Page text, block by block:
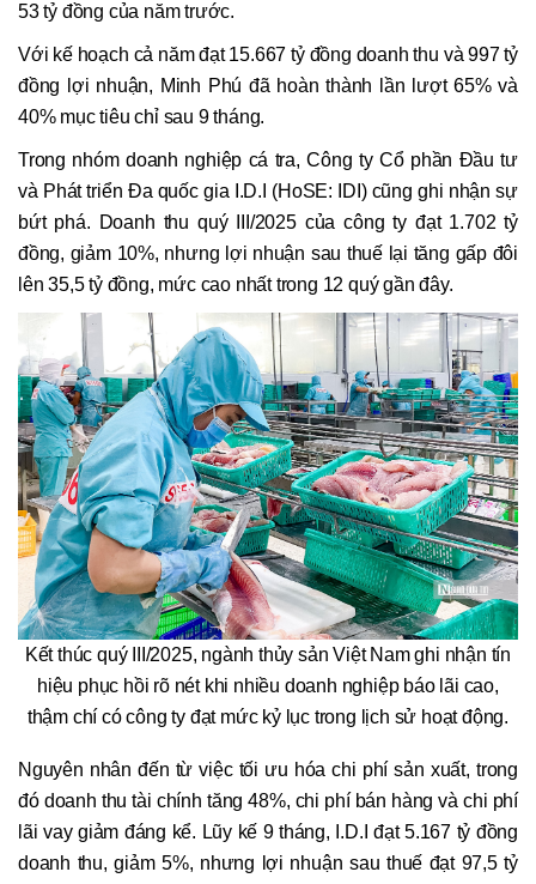
53 tỷ đồng của năm trước.
Với kế hoạch cả năm đạt 15.667 tỷ đồng doanh thu và 997 tỷ
đồng lợi nhuận, Minh Phú đã hoàn thành lần lượt 65% và
40% mục tiêu chỉ sau 9 tháng.
Trong nhóm doanh nghiệp cá tra, Công ty Cổ phần Đầu tư
và Phát triển Đa quốc gia I.D.I (HoSE: IDI) cũng ghi nhận sự
bứt phá. Doanh thu quý III/2025 của công ty đạt 1.702 tỷ
đồng, giảm 10%, nhưng lợi nhuận sau thuế lại tăng gấp đôi
lên 35,5 tỷ đồng, mức cao nhất trong 12 quý gần đây.
Kết thúc quý III/2025, ngành thủy sản Việt Nam ghi nhận tín
hiệu phục hồi rõ nét khi nhiều doanh nghiệp báo lãi cao,
thậm chí có công ty đạt mức kỷ lục trong lịch sử hoạt động.
Nguyên nhân đến từ việc tối ưu hóa chi phí sản xuất, trong
đó doanh thu tài chính tăng 48%, chi phí bán hàng và chi phí
lãi vay giảm đáng kể. Lũy kế 9 tháng, I.D.I đạt 5.167 tỷ đồng
doanh thu, giảm 5%, nhưng lợi nhuận sau thuế đạt 97,5 tỷ